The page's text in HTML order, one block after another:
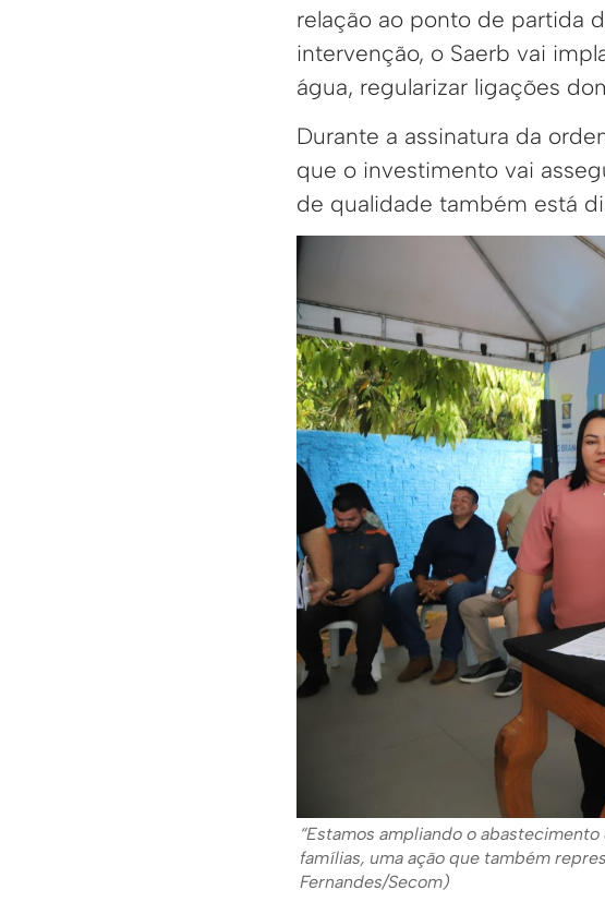
relação ao ponto de partida
intervenção, o Saerb vai
água, regularizar ligações
Durante a assinatura da
que o investimento vai
de qualidade também está
“Estamos ampliando o
famílias, uma ação que também
Fernandes/Secom)